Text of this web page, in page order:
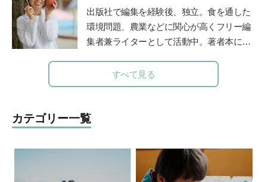
社）。監修に『こどもたちと楽しむ 知れ
ば知るほどお相撲ことば』（ベースボー
ル・マガジン社）。NHKの人気番組『チコ
パートとして登場。新刊の『やっぱり悩ま
しい国語辞典』（時事通信社）が好評発売
や鳥海山木など全国に姉妹館が。おもちゃ
を通して日本の木の良さを伝える「木育
（もくいく）」を広めている。
出版社で編集を経験後、独立。食を通した
環境問題、農業などに関心が高くフリー編
集者兼ライターとして活動中。著者本に日
り」（グラフィック社）がある。NHKやラ
ジオ番組J-Waveロハスモーニングなど多
化を語る。両親を病気で亡くしたことをき
っかけに、“人は、食べるもので体がつく
られている”ということを改めて実感。食
の大切さに目覚め、管理栄養士を目指すべ
く大学へ進学。2023年春、国家試験に合格
すべて見る
カテゴリー一覧